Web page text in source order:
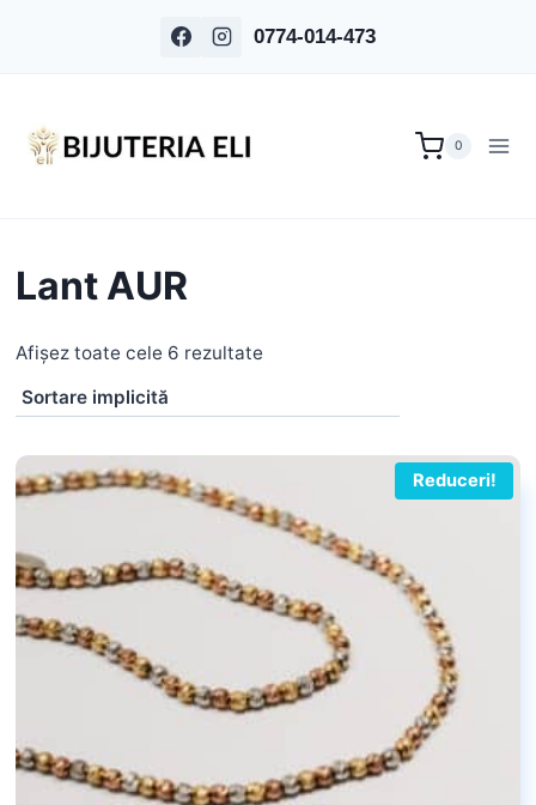
0774-014-473
0
Lant AUR
Afișez toate cele 6 rezultate
Reduceri!